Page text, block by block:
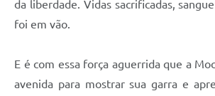
da liberdade. Vidas sacrificadas,
foi em vão.
E é com essa força aguerrida que a
avenida para mostrar sua garra e